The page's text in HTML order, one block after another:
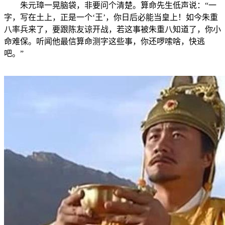
朱元璋一晃脑袋，非要问个清楚。算命先生低声说：“一
字，写在土上，正是一个‘王’，你日后必能当皇上！如今朱重
八率兵来了，要跟陈友谅开战，若这事被朱重八知道了，你小
命难保。听闻他最信算命测字这些事，你还啰嗦啥，快逃
吧。”